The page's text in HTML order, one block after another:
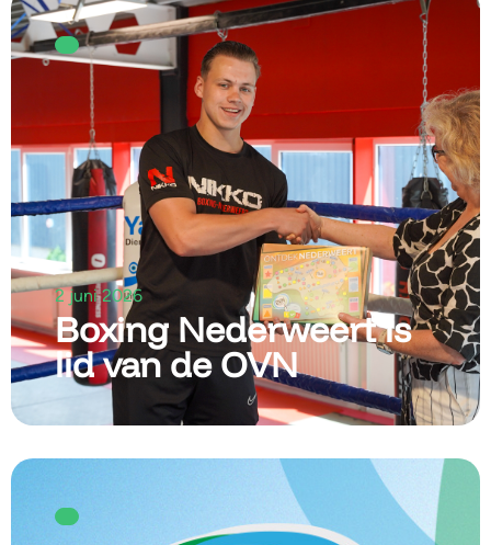
2 juni 2026
Boxing Nederweert is
lid van de OVN